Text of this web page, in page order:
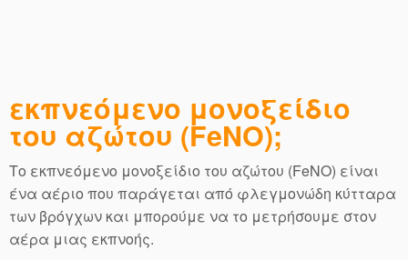
εκπνεόμενο μονοξείδιο
του αζώτου (FeNO);
Το εκπνεόμενο μονοξείδιο του αζώτου (FeNO) είναι
ένα αέριο που παράγεται από φλεγμονώδη κύτταρα
των βρόγχων και μπορούμε να το μετρήσουμε στον
αέρα μιας εκπνοής.